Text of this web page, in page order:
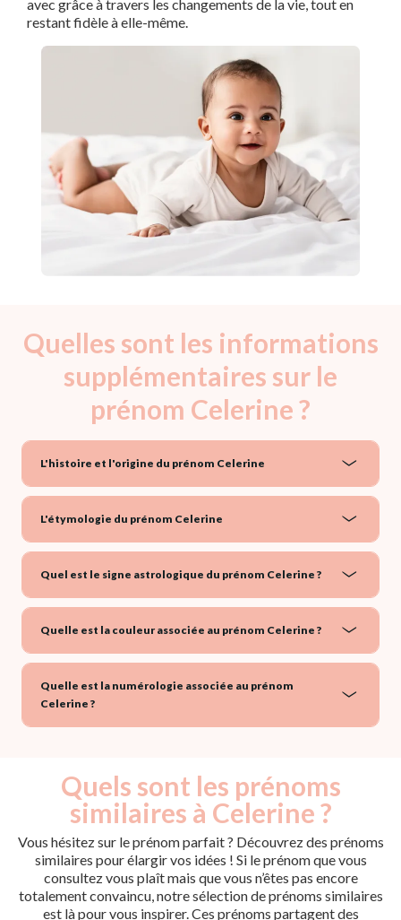
avec grâce à travers les changements de la vie, tout en
restant fidèle à elle-même.
Quelles sont les informations
supplémentaires sur le
prénom Celerine ?
L'histoire et l'origine du prénom Celerine
L'étymologie du prénom Celerine
Quel est le signe astrologique du prénom Celerine ?
Quelle est la couleur associée au prénom Celerine ?
Quelle est la numérologie associée au prénom
Celerine ?
Quels sont les prénoms
similaires à Celerine ?
Vous hésitez sur le prénom parfait ? Découvrez des prénoms
similaires pour élargir vos idées ! Si le prénom que vous
consultez vous plaît mais que vous n’êtes pas encore
totalement convaincu, notre sélection de prénoms similaires
est là pour vous inspirer. Ces prénoms partagent des